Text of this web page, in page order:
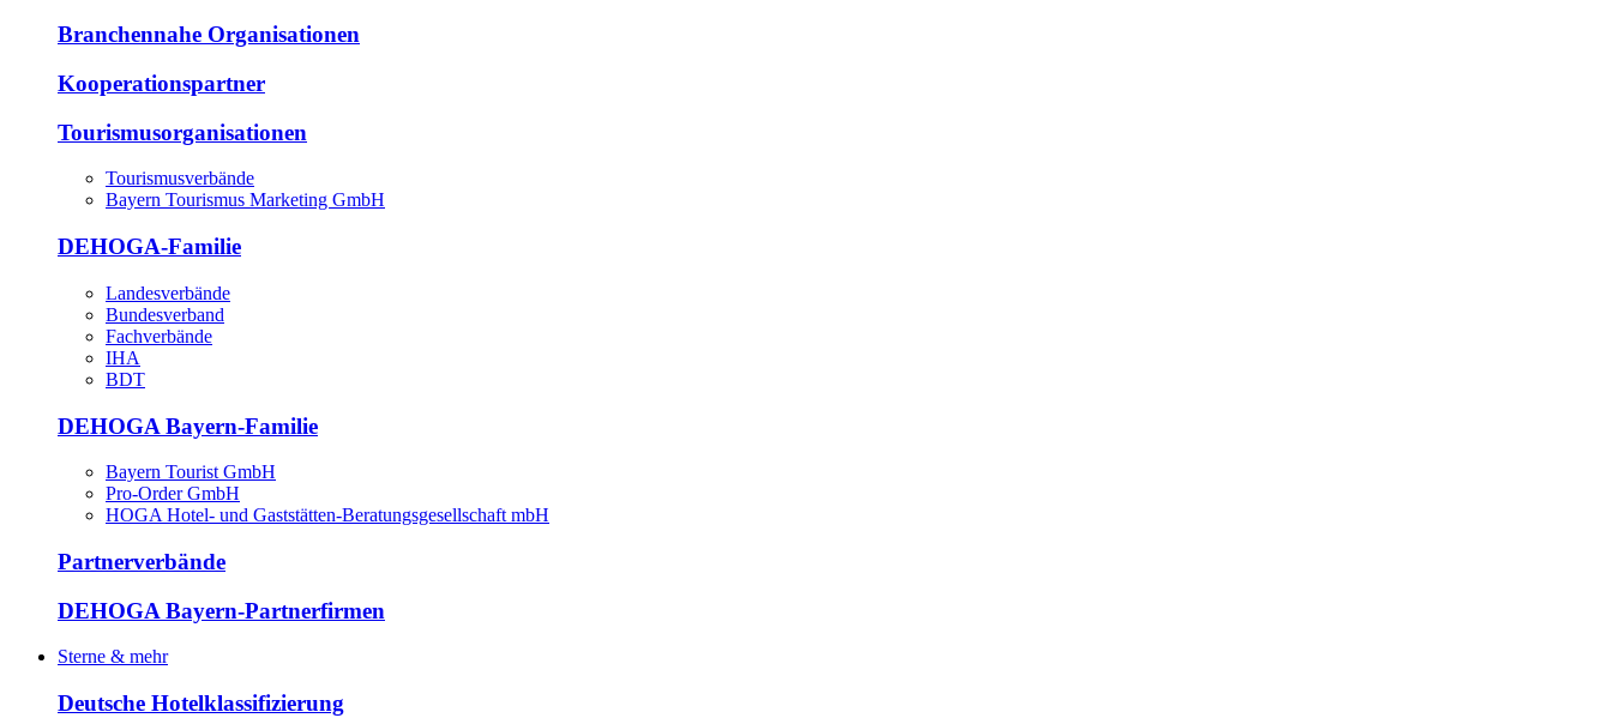
Branchennahe Organisationen
Kooperationspartner
Tourismusorganisationen
Tourismusverbände
Bayern Tourismus Marketing GmbH
DEHOGA-Familie
Landesverbände
Bundesverband
Fachverbände
IHA
BDT
DEHOGA Bayern-Familie
Bayern Tourist GmbH
Pro-Order GmbH
HOGA Hotel- und Gaststätten-Beratungsgesellschaft mbH
Partnerverbände
DEHOGA Bayern-Partnerfirmen
Sterne & mehr
Deutsche Hotelklassifizierung